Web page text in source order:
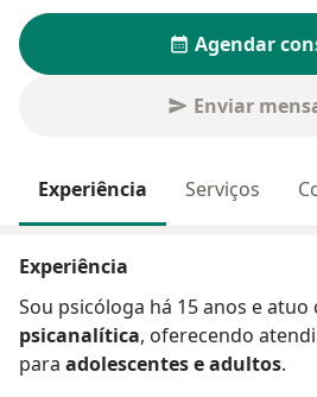
Agendar
Enviar
Experiência Serviços
Experiência
Sou psicóloga há 15 anos e atuo
psicanalítica, oferecendo
para adolescentes e adultos.